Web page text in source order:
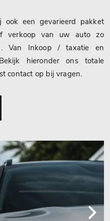
ook een gevarieerd pakket
verkoop van uw auto zo
Van Inkoop / taxatie en
hieronder ons totale
contact op bij vragen.